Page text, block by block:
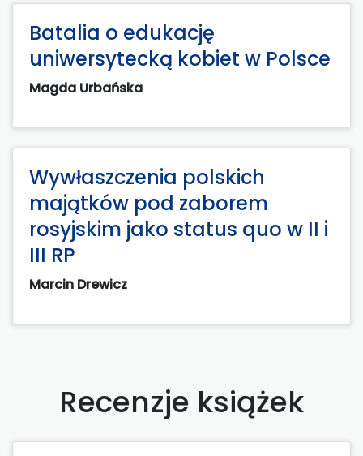
Batalia o edukację
uniwersytecką kobiet w Polsce
Magda Urbańska
Wywłaszczenia polskich
majątków pod zaborem
rosyjskim jako status quo w II i
III RP
Marcin Drewicz
Recenzje książek